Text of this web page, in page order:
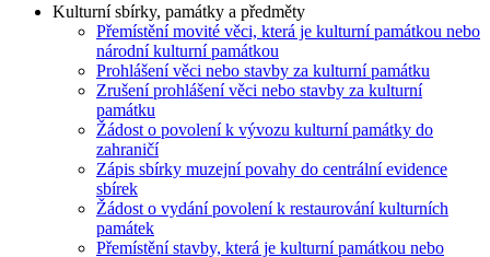
Kulturní sbírky, památky a předměty
Přemístění movité věci, která je kulturní památkou nebo
národní kulturní památkou
Prohlášení věci nebo stavby za kulturní památku
Zrušení prohlášení věci nebo stavby za kulturní
památku
Žádost o povolení k vývozu kulturní památky do
zahraničí
Zápis sbírky muzejní povahy do centrální evidence
sbírek
Žádost o vydání povolení k restaurování kulturních
památek
Přemístění stavby, která je kulturní památkou nebo